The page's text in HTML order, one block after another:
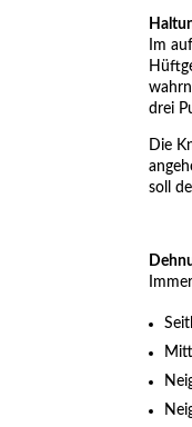
Im
drei
Die
soll